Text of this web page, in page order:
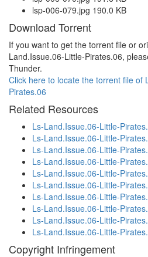
lsp-006-079.jpg 190.0 KB
Download Torrent
If you want to get the torrent file or
Land.Issue.06-Little-Pirates.06,
Thunder.
Click here to locate the torrent file of
Pirates.06
Related Resources
Ls-Land.Issue.06-Little-
Ls-Land.Issue.06-Little-
Ls-Land.Issue.06-Little-
Ls-Land.Issue.06-Little-
Ls-Land.Issue.06-Little-
Ls-Land.Issue.06-Little-
Ls-Land.Issue.06-Little-
Ls-Land.Issue.06-Little-
Ls-Land.Issue.06-Little-
Ls-Land.Issue.06-Little-
Copyright Infringement